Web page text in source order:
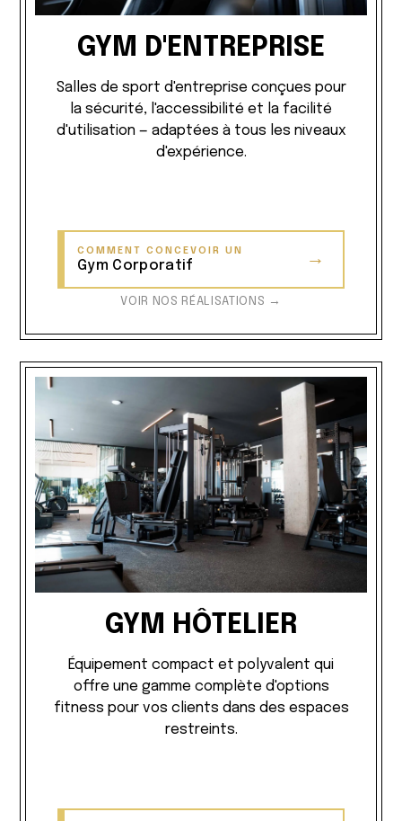
GYM D'ENTREPRISE
Salles de sport d'entreprise conçues pour
la sécurité, l'accessibilité et la facilité
d'utilisation — adaptées à tous les niveaux
d'expérience.
COMMENT CONCEVOIR UN
Gym Corporatif →
VOIR NOS RÉALISATIONS →
GYM HÔTELIER
Équipement compact et polyvalent qui
offre une gamme complète d'options
fitness pour vos clients dans des espaces
restreints.